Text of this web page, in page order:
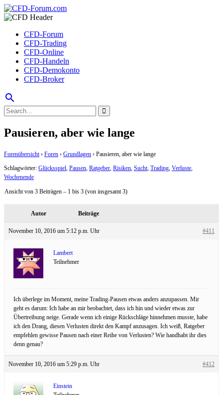
CFD-Forum
CFD-Trading
CFD-Online
CFD-Handeln
CFD-Demokonto
CFD-Broker
search
Pausieren, aber wie lange
Forenübersicht › Foren › Grundlagen › Pausieren, aber wie lange
Schlagwörter: Glücksspiel, Pausen, Ratgeber, Risiken, Sucht, Trading, Verluste,
Wochenende
Ansicht von 3 Beiträgen – 1 bis 3 (von insgesamt 3)
Autor Beiträge
November 10, 2016 um 5:12 p.m. Uhr #411
Lambert
Teilnehmer
Ich überlege im Moment, meine Trading-Pausen etwas anders anzupassen. Mir
geht es darum: Ich habe an mir beobachtet, dass ich hin und wieder etwas zur
Übertreibung neige. Gerade wenn ich einige Rückschläge hinnehmen musste, habe
ich den Drang, diesen Verlusten direkt den Kampf anzusagen. Ich weiß, Ratgeber
empfehlen gewisse Pausen nach einer Reihe von Verlusten? Wie handhabt ihr dies
denn genau?
November 10, 2016 um 5:29 p.m. Uhr #412
Einstein